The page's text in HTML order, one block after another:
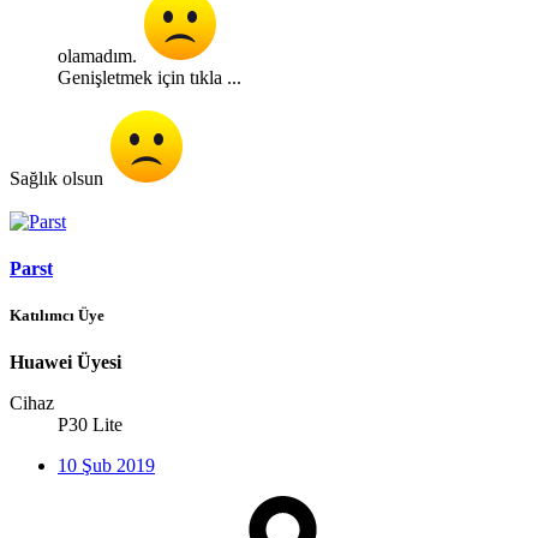
olamadım.
Genişletmek için tıkla ...
Sağlık olsun
Parst
Katılımcı Üye
Huawei Üyesi
Cihaz
P30 Lite
10 Şub 2019